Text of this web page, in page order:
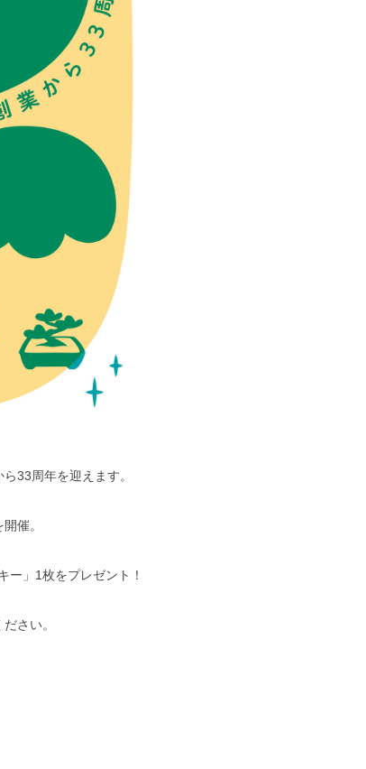
33周年を迎えます。
催。
ー」1枚をプレゼント！
さい。